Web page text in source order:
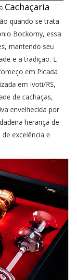
Cachaçaria
quando se trata
Bockorny, essa
mantendo seu
e a tradição. E
em Picada
em Ivoti/RS,
de cachaças,
envelhecida por
herança de
excelência e